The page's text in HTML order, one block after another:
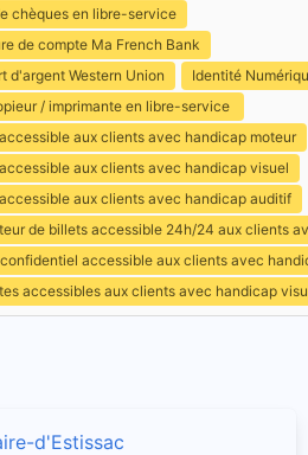
chèques en libre-service
de compte Ma French Bank
d'argent Western Union
Identité
/ imprimante en libre-service
aux clients avec handicap moteur
aux clients avec handicap visuel
aux clients avec handicap auditif
de billets accessible 24h/24 aux clients
accessible aux clients avec
accessibles aux clients avec handicap
d'Estissac